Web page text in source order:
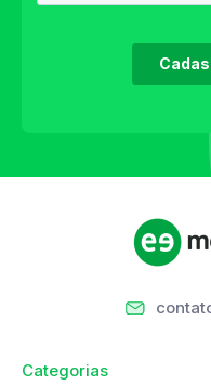
Categorias